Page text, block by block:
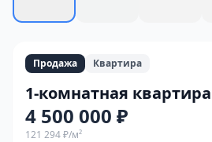
Продажа Квартира
1-комнатная
4 500 000 ₽
121 294 ₽/м²